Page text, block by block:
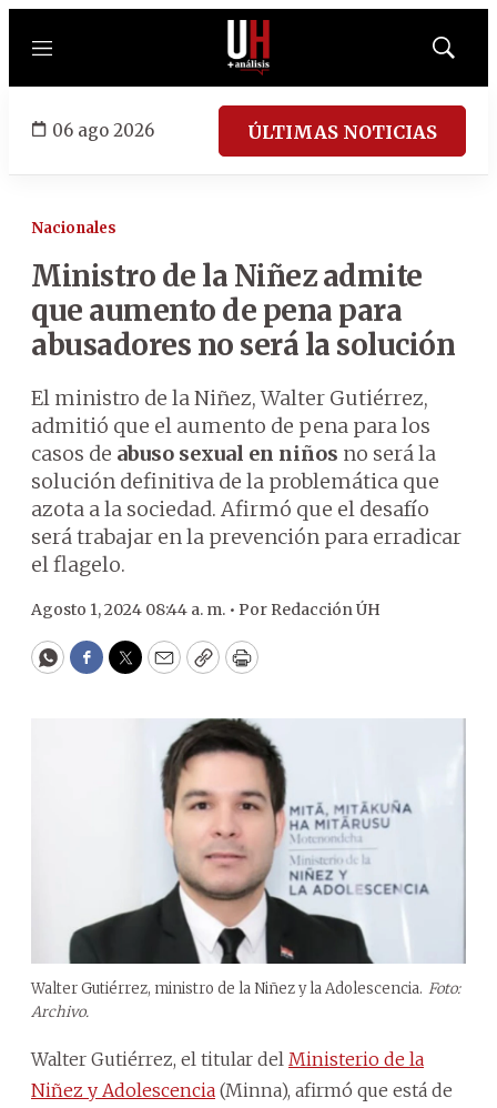
Menú
Mostrar
06 ago 2026 ÚLTIMAS NOTICIAS
Nacionales
Ministro de la Niñez admite
que aumento de pena para
abusadores no será la solución
El ministro de la Niñez, Walter Gutiérrez,
admitió que el aumento de pena para los
casos de abuso sexual en niños no será la
solución definitiva de la problemática que
azota a la sociedad. Afirmó que el desafío
será trabajar en la prevención para erradicar
el flagelo.
Agosto 1, 2024 08:44 a. m. • Por Redacción ÚH
WhatsApp
Facebook
Twitter
EmailCopyPrint
Walter Gutiérrez, ministro de la Niñez y la Adolescencia. Foto:
Archivo.
Walter Gutiérrez, el titular del Ministerio de la
Niñez y Adolescencia (Minna), afirmó que está de